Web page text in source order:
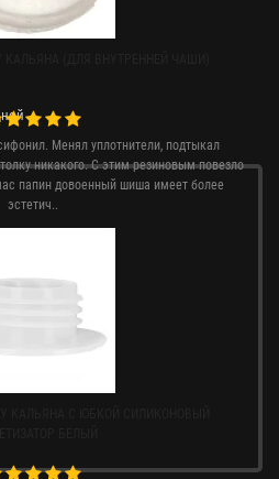
(ДЛЯ ВНУТРЕННЕЙ ЧАШИ)
Менял уплотнители, подтыкал
никакого. С этим резиновым повезло
папин довоенный шиша имеет более
эстетич..